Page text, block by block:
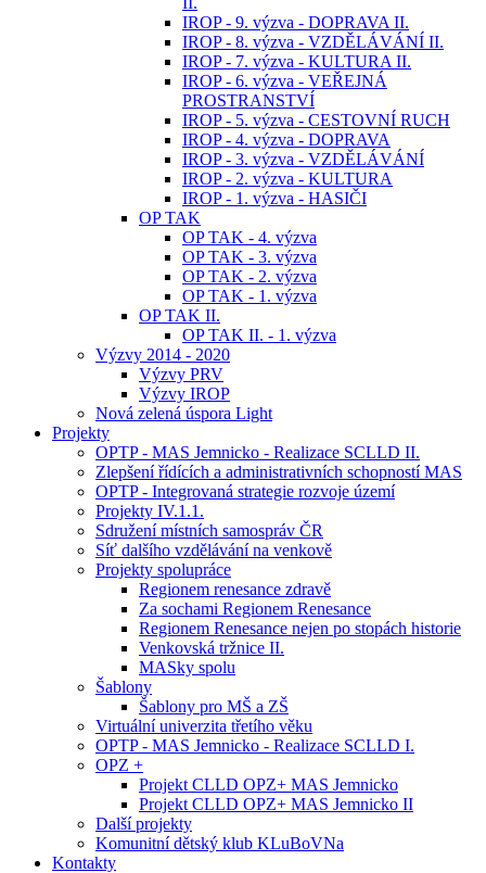
IROP - 9. výzva - DOPRAVA II.
IROP - 8. výzva - VZDĚLÁVÁNÍ II.
IROP - 7. výzva - KULTURA II.
IROP - 6. výzva - VEŘEJNÁ
PROSTRANSTVÍ
IROP - 5. výzva - CESTOVNÍ RUCH
IROP - 4. výzva - DOPRAVA
IROP - 3. výzva - VZDĚLÁVÁNÍ
IROP - 2. výzva - KULTURA
IROP - 1. výzva - HASIČI
OP TAK
OP TAK - 4. výzva
OP TAK - 3. výzva
OP TAK - 2. výzva
OP TAK - 1. výzva
OP TAK II.
OP TAK II. - 1. výzva
Výzvy 2014 - 2020
Výzvy PRV
Výzvy IROP
Nová zelená úspora Light
Projekty
OPTP - MAS Jemnicko - Realizace SCLLD II.
Zlepšení řídících a administrativních schopností MAS
OPTP - Integrovaná strategie rozvoje území
Projekty IV.1.1.
Sdružení místních samospráv ČR
Síť dalšího vzdělávání na venkově
Projekty spolupráce
Regionem renesance zdravě
Za sochami Regionem Renesance
Regionem Renesance nejen po stopách historie
Venkovská tržnice II.
MASky spolu
Šablony
Šablony pro MŠ a ZŠ
Virtuální univerzita třetího věku
OPTP - MAS Jemnicko - Realizace SCLLD I.
OPZ +
Projekt CLLD OPZ+ MAS Jemnicko
Projekt CLLD OPZ+ MAS Jemnicko II
Další projekty
Komunitní dětský klub KLuBoVNa
Kontakty